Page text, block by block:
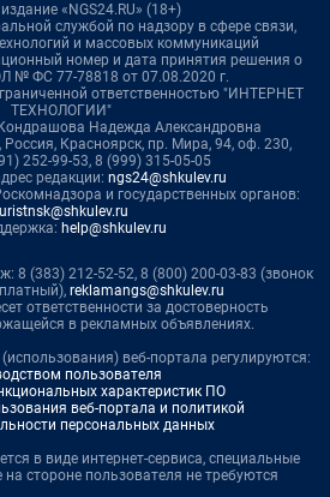
«NGS24.RU» (18+)
службой по надзору в сфере связи,
и массовых коммуникаций
номер и дата принятия решения о
№ ФС 77-78818 от 07.08.2020 г.
ответственностью "ИНТЕРНЕТ
ТЕХНОЛОГИИ"
Надежда Александровна
Красноярск, пр. Мира, 94, оф. 230,
252-99-53, 8 (999) 315-05-05
редакции: ngs24@shkulev.ru
и государственных органов:
help@shkulev.ru
8 (383) 212-52-52, 8 (800) 200-03-83 (звонок
reklamangs@shkulev.ru
ответственности за достоверность
в рекламных объявлениях.
веб-портала регулируются:
пользователя
характеристик ПО
веб-портала и политикой
персональных данных
в виде интернет-сервиса, специальные
на стороне пользователя не требуются